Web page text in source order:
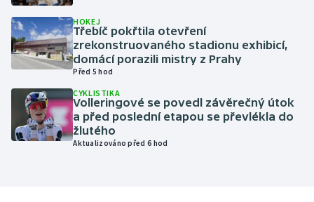
Motorsport
Olympijské hry
Parasport
Plavání
HOKEJ
Třebíč pokřtila otevření
zrekonstruovaného stadionu exhibicí,
domácí porazili mistry z Prahy
Před 5 hod
CYKLISTIKA
Volleringové se povedl závěrečný útok
a před poslední etapou se převlékla do
žlutého
Aktualizováno před 6 hod